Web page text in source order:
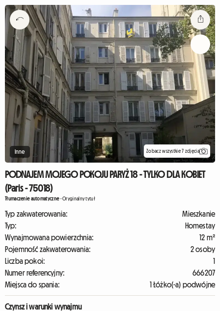
Inne Zobacz wszystkie 7 zdjęcia
PODNAJEM MOJEGO POKOJU PARYŻ 18 - TYLKO DLA KOBIET
(Paris - 75018)
Tłumaczenie automatyczne-Oryginalny tytuł
Typ zakwaterowania:
Mieszkanie
Typ:
Homestay
Wynajmowana powierzchnia:
12 m²
Pojemność zakwaterowania:
2 osoby
Liczba pokoi:
1
Numer referencyjny:
666207
Miejsca do spania:
1 Łóżko(-a) podwójne
Czynsz i warunki wynajmu